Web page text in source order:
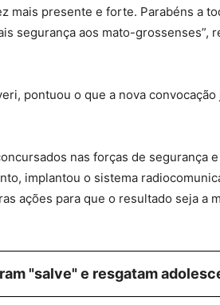
mais presente e forte. Parabéns a
segurança aos mato-grossenses”,
pontuou o que a nova
nas forças de segurança
implantou o sistema
ações para que o resultado seja a
"salve" e resgatam